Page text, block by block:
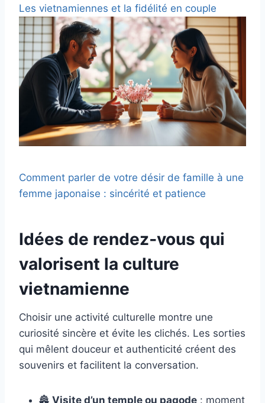
Les vietnamiennes et la fidélité en couple
Comment parler de votre désir de famille à une
femme japonaise : sincérité et patience
Idées de rendez‑vous qui
valorisent la culture
vietnamienne
Choisir une activité culturelle montre une
curiosité sincère et évite les clichés. Les sorties
qui mêlent douceur et authenticité créent des
souvenirs et facilitent la conversation.
🏯 Visite d’un temple ou pagode : moment